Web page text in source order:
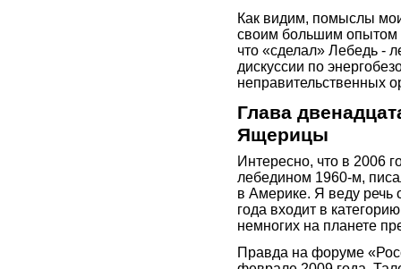
Как видим, помыслы
своим большим опытом
что «сделал» Лебедь -
дискуссии по
неправительственных
Глава
Ящерицы
Интересно, что в 2006
лебедином 1960-м,
в Америке. Я веду речь
года входит в
немногих на планете
Правда на форуме